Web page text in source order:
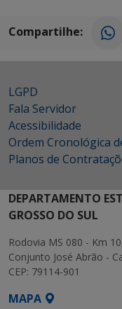
Compartilhe:
LGPD
Fala Servidor
Acessibilidade
Ordem Cronológica
Planos de
DEPARTAMENTO
GROSSO DO SUL
Rodovia MS 080 - Km
Conjunto José Abrão -
CEP: 79114-901
MAPA